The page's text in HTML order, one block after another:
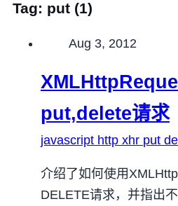
Tag: put (1)
Published on
Aug 3, 2012
put,delete请求
javascript http xhr put
介绍了如何使用
DELETE请求，并指出